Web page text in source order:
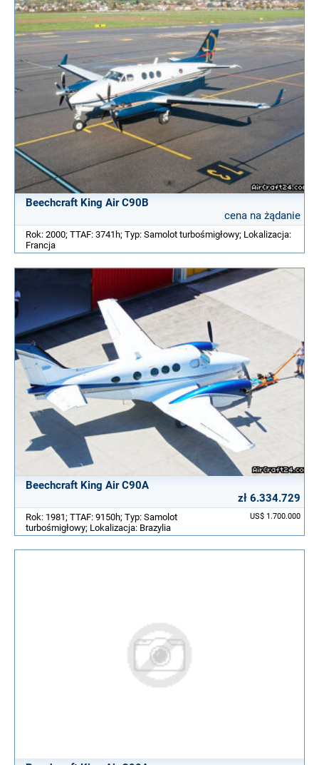
Beechcraft King Air C90B
cena na żądanie
Rok: 2000; TTAF: 3741h; Typ: Samolot turbośmigłowy; Lokalizacja:
Francja
Beechcraft King Air C90A
zł 6.334.729
US$ 1.700.000
Rok: 1981; TTAF: 9150h; Typ: Samolot
turbośmigłowy; Lokalizacja: Brazylia